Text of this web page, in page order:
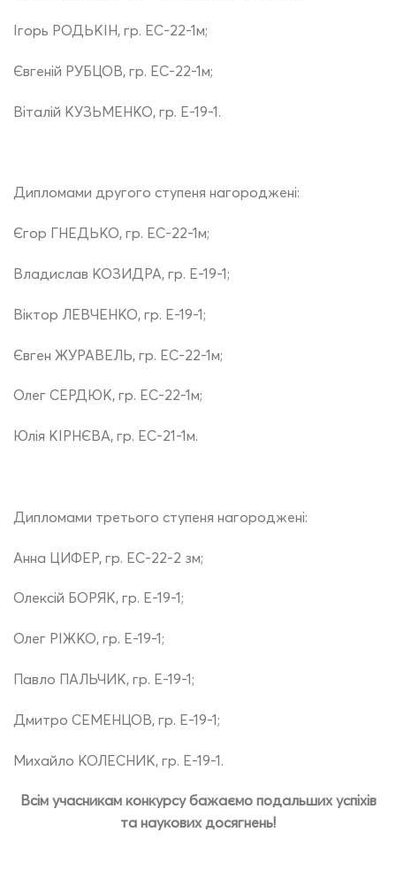
Ігорь РОДЬКІН, гр. ЕС-22-1м;
Євгеній РУБЦОВ, гр. ЕС-22-1м;
Віталій КУЗЬМЕНКО, гр. Е-19-1.
Дипломами другого ступеня нагороджені:
Єгор ГНЕДЬКО, гр. ЕС-22-1м;
Владислав КОЗИДРА, гр. Е-19-1;
Віктор ЛЕВЧЕНКО, гр. Е-19-1;
Євген ЖУРАВЕЛЬ, гр. ЕС-22-1м;
Олег СЕРДЮК, гр. ЕС-22-1м;
Юлія КІРНЄВА, гр. ЕС-21-1м.
Дипломами третього ступеня нагороджені:
Анна ЦИФЕР, гр. ЕС-22-2 зм;
Олексій БОРЯК, гр. Е-19-1;
Олег РІЖКО, гр. Е-19-1;
Павло ПАЛЬЧИК, гр. Е-19-1;
Дмитро СЕМЕНЦОВ, гр. Е-19-1;
Михайло КОЛЕСНИК, гр. Е-19-1.
Всім учасникам конкурсу бажаємо подальших успіхів
та наукових досягнень!